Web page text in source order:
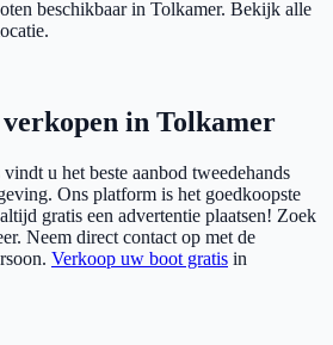
beschikbaar in Tolkamer. Bekijk alle
in Tolkamer
u het beste aanbod tweedehands
Ons platform is het goedkoopste
gratis een advertentie plaatsen! Zoek
Neem direct contact op met de
Verkoop uw boot gratis in